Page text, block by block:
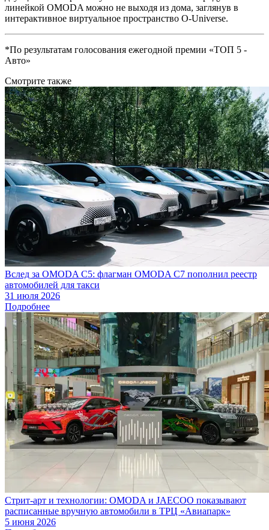
линейкой OMODA можно не выходя из дома, заглянув в
интерактивное виртуальное пространство O-Universe.
*По результатам голосования ежегодной премии «ТОП 5 -
Авто»
Смотрите также
Вслед за OMODA C5: флагман OMODA C7 пополнил реестр
автомобилей для такси
31 июля 2026
Подробнее
Стрит-арт и технологии: OMODA и JAECOO показывают
расписанные вручную автомобили в ТРЦ «Авиапарк»
5 июня 2026